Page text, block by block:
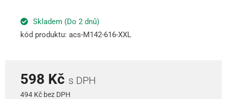
Skladem (Do 2 dnů)
kód produktu: acs-M142-616-XXL
598 Kč s DPH
494 Kč bez DPH